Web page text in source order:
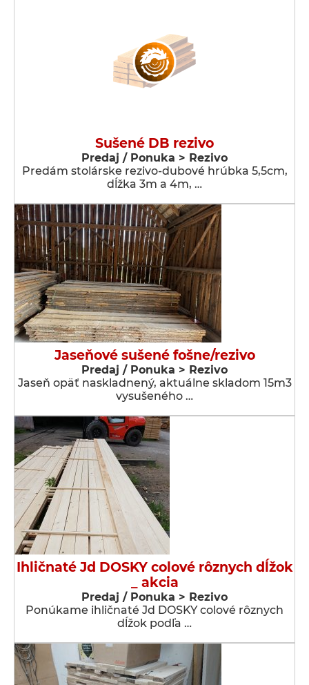
Sušené DB rezivo
Predaj / Ponuka > Rezivo
Predám stolárske rezivo-dubové hrúbka 5,5cm,
dĺžka 3m a 4m, …
Jaseňové sušené fošne/rezivo
Predaj / Ponuka > Rezivo
Jaseň opäť naskladnený, aktuálne skladom 15m3
vysušeného …
Ihličnaté Jd DOSKY colové rôznych dĺžok
_ akcia
Predaj / Ponuka > Rezivo
Ponúkame ihličnaté Jd DOSKY colové rôznych
dĺžok podľa …